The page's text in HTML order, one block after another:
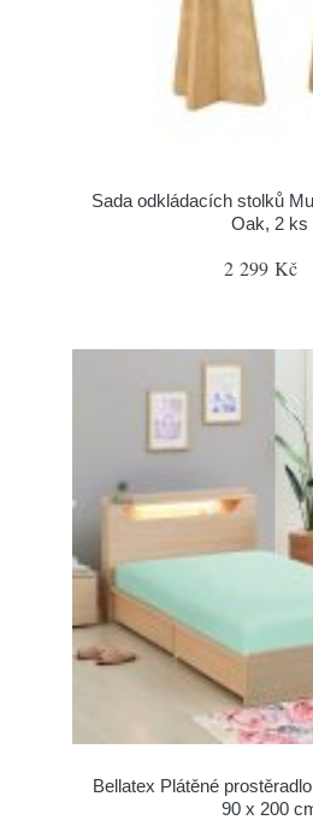
Sada odkládacích stolků
Oak, 2 ks
2 299 Kč
Bellatex Plátěné
90 x 200